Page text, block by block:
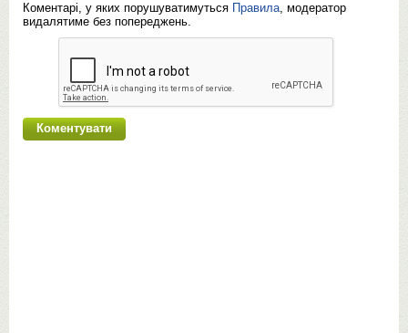
Коментарі, у яких порушуватимуться Правила, модератор
видалятиме без попереджень.